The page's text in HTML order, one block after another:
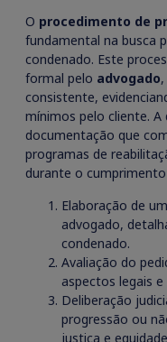
O procedimento de
fundamental na busca
condenado. Este
formal pelo advogado
consistente,
mínimos pelo cliente. A
documentação que
programas de
durante o cumprimento
Elaboração de
advogado,
condenado.
Avaliação do
aspectos legais
Deliberação
progressão ou
justiça e